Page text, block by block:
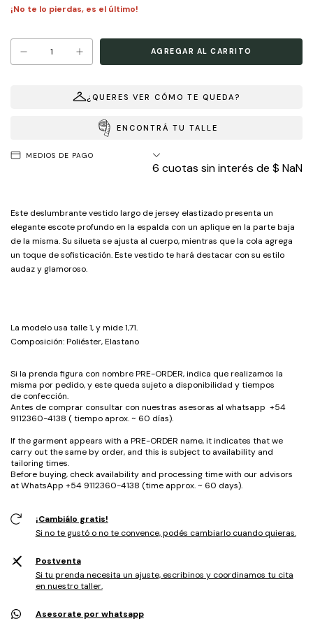
¿QUERES VER CÓMO TE QUEDA?
ENCONTRÁ TU TALLE
¡No te lo pierdas, es el último!
MEDIOS DE PAGO
6 cuotas sin interés de $ NaN
Este deslumbrante vestido largo de jersey elastizado presenta un
elegante escote profundo en la espalda con un aplique en la parte baja
de la misma. Su silueta se ajusta al cuerpo, mientras que la cola agrega
un toque de sofisticación. Este vestido te hará destacar con su estilo
audaz y glamoroso.
La modelo usa talle 1, y mide 1,71.
Composición: Poliéster, Elastano
Si la prenda figura con nombre PRE-ORDER, indica que realizamos la
misma por pedido, y este queda sujeto a disponibilidad y tiempos
de confección.
Antes de comprar consultar con nuestras asesoras al whatsapp +54
9112360-4138 ( tiempo aprox. ~ 60 días).
If the garment appears with a PRE-ORDER name, it indicates that we
carry out the same by order, and this is subject to availability and
tailoring times.
Before buying, check availability and processing time with our advisors
at WhatsApp +54 9112360-4138 (time approx. ~ 60 days).
¡Cambiálo gratis!
Si no te gustó o no te convence, podés cambiarlo cuando quieras.
Postventa
Si tu prenda necesita un ajuste, escribinos y coordinamos tu cita
en nuestro taller.
Asesorate por whatsapp